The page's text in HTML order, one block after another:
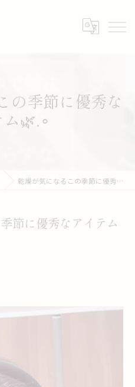
の季節に優秀な
🌿.∘
乾燥が気になるこの季節に優秀なアイテム🌿.∘
節に優秀なアイテム